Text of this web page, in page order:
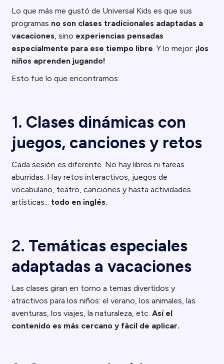
Lo que más me gustó de Universal Kids es que sus
programas no son clases tradicionales adaptadas a
vacaciones, sino experiencias pensadas
especialmente para ese tiempo libre. Y lo mejor: ¡los
niños aprenden jugando!
Esto fue lo que encontramos:
1. Clases dinámicas con
juegos, canciones y retos
Cada sesión es diferente. No hay libros ni tareas
aburridas. Hay retos interactivos, juegos de
vocabulario, teatro, canciones y hasta actividades
artísticas... todo en inglés.
2. Temáticas especiales
adaptadas a vacaciones
Las clases giran en torno a temas divertidos y
atractivos para los niños: el verano, los animales, las
aventuras, los viajes, la naturaleza, etc.Así el
contenido es más cercano y fácil de aplicar.